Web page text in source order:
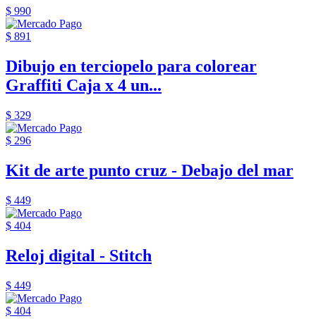
$ 990
$ 891
Dibujo en terciopelo para colorear
Graffiti Caja x 4 un...
$ 329
$ 296
Kit de arte punto cruz - Debajo del mar
$ 449
$ 404
Reloj digital - Stitch
$ 449
$ 404